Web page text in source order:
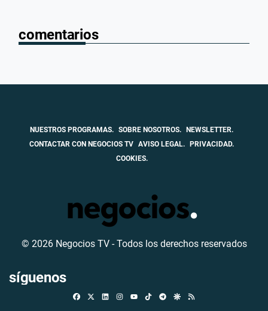
comentarios
NUESTROS PROGRAMAS. SOBRE NOSOTROS.
NEWSLETTER.
CONTACTAR CON NEGOCIOS TV AVISO LEGAL.
PRIVACIDAD.
COOKIES.
© 2026 Negocios TV - Todos los derechos reservados
síguenos
FacebookLinkedinInstagramTikTokTelegramGoogle Discover